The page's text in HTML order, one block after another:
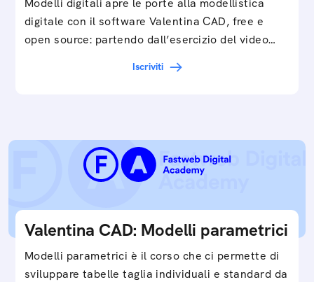
Modelli digitali apre le porte alla modellistica
digitale con il software Valentina CAD, free e
open source: partendo dall’esercizio del video…
Iscriviti
Valentina CAD: Modelli parametrici
Modelli parametrici è il corso che ci permette di
sviluppare tabelle taglia individuali e standard da